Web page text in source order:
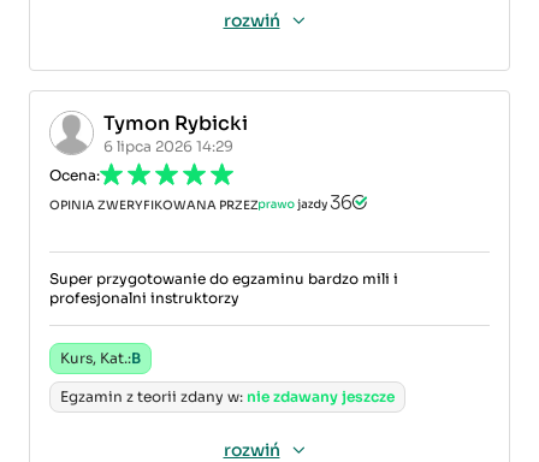
rozwiń
Tymon Rybicki
6 lipca 2026 14:29
Ocena:
OPINIA ZWERYFIKOWANA PRZEZ
Super przygotowanie do egzaminu bardzo mili i
profesjonalni instruktorzy
Kurs, Kat.:B
Egzamin z teorii zdany w: nie zdawany jeszcze
rozwiń